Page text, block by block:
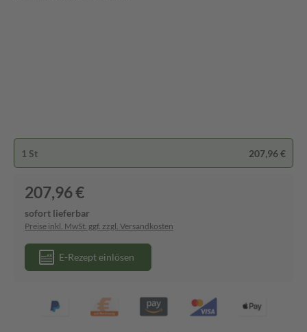
1 St 207,96 €
207,96 €
sofort lieferbar
Preise inkl. MwSt. ggf. zzgl. Versandkosten
E-Rezept einlösen